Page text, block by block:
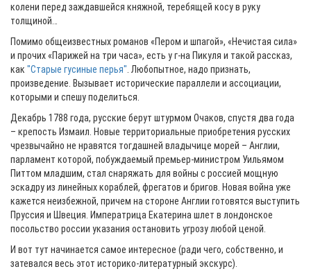
колени перед заждавшейся княжной, теребящей косу в руку
толщиной…
Помимо общеизвестных романов «Пером и шпагой», «Нечистая сила»
и прочих «Парижей на три часа», есть у г-на Пикуля и такой рассказ,
как "Старые гусиные перья" . Любопытное, надо признать,
произведение. Вызывает исторические параллели и ассоциации,
которыми и спешу поделиться.
Декабрь 1788 года, русские берут штурмом Очаков, спустя два года
– крепость Измаил. Новые территориальные приобретения русских
чрезвычайно не нравятся тогдашней владычице морей – Англии,
парламент которой, побуждаемый премьер-министром Уильямом
Питтом младшим, стал снаряжать для войны с россией мощную
эскадру из линейных кораблей, фрегатов и бригов. Новая война уже
кажется неизбежной, причем на стороне Англии готовятся выступить
Пруссия и Швеция. Императрица Екатерина шлет в лондонское
посольство россии указания остановить угрозу любой ценой.
И вот тут начинается самое интересное (ради чего, собственно, и
затевался весь этот историко-литературный экскурс).